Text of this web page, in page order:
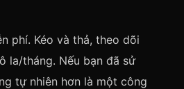
phí. Kéo và thả, theo dõi
la/tháng. Nếu bạn đã sử
tự nhiên hơn là một công